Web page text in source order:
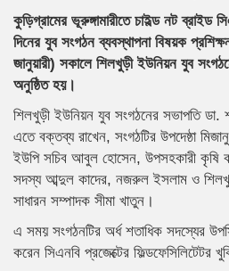
কুড়িগ্রামের ভূরুঙ্গামারীতে চাইল্ড নট ব্রাইড
দিনের যুব সংগঠন ব্যবস্থাপনা বিষয়ক
জানুয়ারী) সকালে শিলখুড়ী ইউনিয়ন যুব
অনুষ্ঠিত হয়।
শিলখুড়ী ইউনিয়ন যুব সংগঠনের সভাপতি ডা.
এতে বক্তব্য রাখেন, সংগঠটির উপদেষ্ঠা
ইউপি সচিব আবুল হোসেন, উপসহকারী কৃষি
সদস্য আব্দুল কাদের, নজরুল ইসলাম ও
সাধারন সম্পাদক সীমা খাতুন।
এ সময় সংগঠনটির অর্ধ শতাধিক সদস্যের
করেন সিএনবি প্রজেক্টের ফিল্ডফেসিলিটেটর